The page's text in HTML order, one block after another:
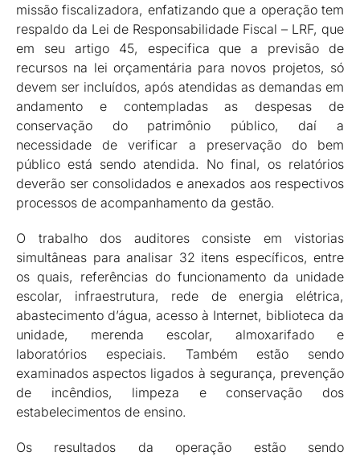
missão fiscalizadora, enfatizando que a operação tem
respaldo da Lei de Responsabilidade Fiscal – LRF, que
em seu artigo 45, especifica que a previsão de
recursos na lei orçamentária para novos projetos, só
devem ser incluídos, após atendidas as demandas em
andamento e contempladas as despesas de
conservação do patrimônio público, daí a
necessidade de verificar a preservação do bem
público está sendo atendida. No final, os relatórios
deverão ser consolidados e anexados aos respectivos
processos de acompanhamento da gestão.
O trabalho dos auditores consiste em vistorias
simultâneas para analisar 32 itens específicos, entre
os quais, referências do funcionamento da unidade
escolar, infraestrutura, rede de energia elétrica,
abastecimento d’água, acesso à Internet, biblioteca da
unidade, merenda escolar, almoxarifado e
laboratórios especiais. Também estão sendo
examinados aspectos ligados à segurança, prevenção
de incêndios, limpeza e conservação dos
estabelecimentos de ensino.
Os resultados da operação estão sendo